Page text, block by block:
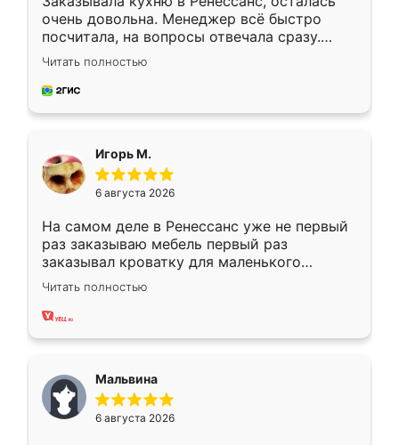
очень довольна. Менеджер всё быстро
посчитала, на вопросы отвечала сразу.
Замерщик приехал в субботу, подошёл к
делу со всей ответственностью. Собрали
за день, ребята работали аккуратно, даже
Читать полностью
Игорь М.
6 августа 2026
На самом деле в Ренессанс уже не первый
раз заказываю мебель первый раз
заказывал кроватку для маленького
ребёнка при его рождении ,во второй раз
заказал шкаф-купе. По качеству очень
хорошее сборка достаточно быстрая,
меньше, здесь же он более разнообразный.
Мне нравится ,если что-то потребуется из
мебели буду заказывать только здесь.
Читать полностью
Мальвина
6 августа 2026